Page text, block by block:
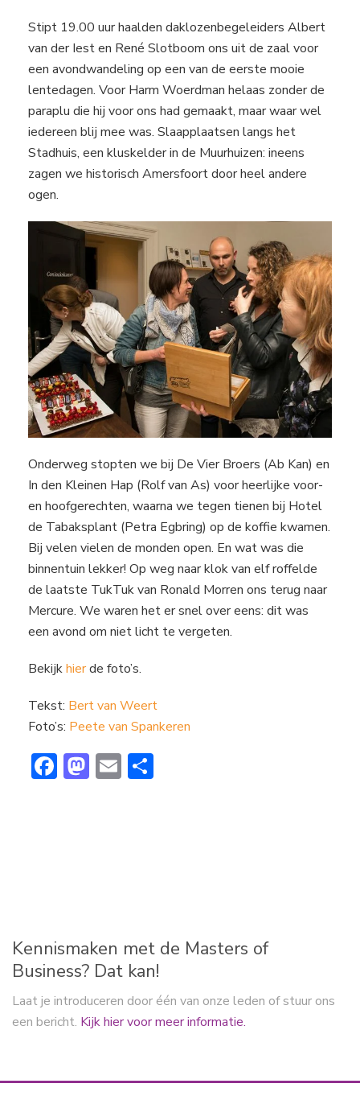
Stipt 19.00 uur haalden daklozenbegeleiders Albert
van der Iest en René Slotboom ons uit de zaal voor
een avondwandeling op een van de eerste mooie
lentedagen. Voor Harm Woerdman helaas zonder de
paraplu die hij voor ons had gemaakt, maar waar wel
iedereen blij mee was. Slaapplaatsen langs het
Stadhuis, een kluskelder in de Muurhuizen: ineens
zagen we historisch Amersfoort door heel andere
ogen.
Onderweg stopten we bij De Vier Broers (Ab Kan) en
In den Kleinen Hap (Rolf van As) voor heerlijke voor-
en hoofgerechten, waarna we tegen tienen bij Hotel
de Tabaksplant (Petra Egbring) op de koffie kwamen.
Bij velen vielen de monden open. En wat was die
binnentuin lekker! Op weg naar klok van elf roffelde
de laatste TukTuk van Ronald Morren ons terug naar
Mercure. We waren het er snel over eens: dit was
een avond om niet licht te vergeten.
Bekijkhierde foto’s.
Tekst: Bert van Weert
Foto’s: Peete van Spankeren
F M E
Kennismaken met de Masters of
Business? Dat kan!
Laat je introduceren door één van onze leden of stuur ons
een bericht. Kijk hier voor meer informatie.